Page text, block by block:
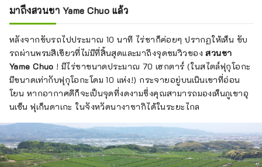
มาถึงสวนชา Yame Chuo แล้ว
หลังจากขับรถไปประมาณ 10 นาที ไร่ชาก็ค่อยๆ ปรากฏให้เห็น ขับ
รถผ่านพรมสีเขียวที่ไม่มีที่สิ้นสุดและมาถึงจุดชมวิวของสวนชา
Yame Chuo ! มีไร่ชาขนาดประมาณ 70 เฮกตาร์ (ในสไตล์ฟุกุโอกะ
มีขนาดเท่ากับฟุกุโอกะโดม 10 แห่ง!) กระจายอยู่บนเนินเขาที่อ่อน
โยน หากอากาศดีก็จะเป็นจุดที่งดงามซึ่งคุณสามารถมองเห็นภูเขาอุ
นเซ็น ฟุเก็นดาเกะ ในจังหวัดนางาซากิได้ในระยะไกล